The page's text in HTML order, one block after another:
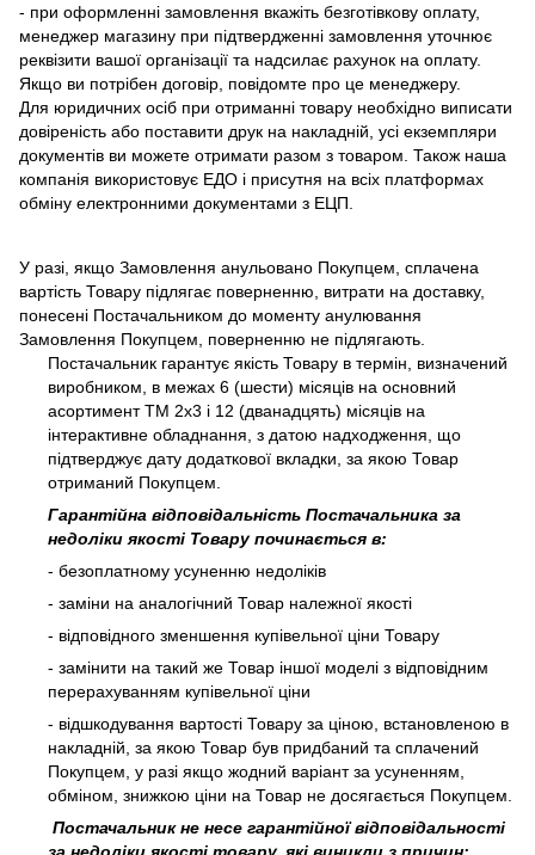
- при оформленні замовлення вкажіть безготівкову оплату,
менеджер магазину при підтвердженні замовлення уточнює
реквізити вашої організації та надсилає рахунок на оплату.
Якщо ви потрібен договір, повідомте про це менеджеру.
Для юридичних осіб при отриманні товару необхідно виписати
довіреність або поставити друк на накладній, усі екземпляри
документів ви можете отримати разом з товаром. Також наша
компанія використовує ЕДО і присутня на всіх платформах
обміну електронними документами з ЕЦП.
У разі, якщо Замовлення анульовано Покупцем, сплачена
вартість Товару підлягає поверненню, витрати на доставку,
понесені Постачальником до моменту анулювання
Замовлення Покупцем, поверненню не підлягають.
Постачальник гарантує якість Товару в термін, визначений
виробником, в межах 6 (шести) місяців на основний
асортимент ТМ 2х3 і 12 (дванадцять) місяців на
інтерактивне обладнання, з датою надходження, що
підтверджує дату додаткової вкладки, за якою Товар
отриманий Покупцем.
Гарантійна відповідальність Постачальника за
недоліки якості Товару починається в:
- безоплатному усуненню недоліків
- заміни на аналогічний Товар належної якості
- відповідного зменшення купівельної ціни Товару
- замінити на такий же Товар іншої моделі з відповідним
перерахуванням купівельної ціни
- відшкодування вартості Товару за ціною, встановленою в
накладній, за якою Товар був придбаний та сплачений
Покупцем, у разі якщо жодний варіант за усуненням,
обміном, знижкою ціни на Товар не досягається Покупцем.
Постачальник не несе гарантійної відповідальності